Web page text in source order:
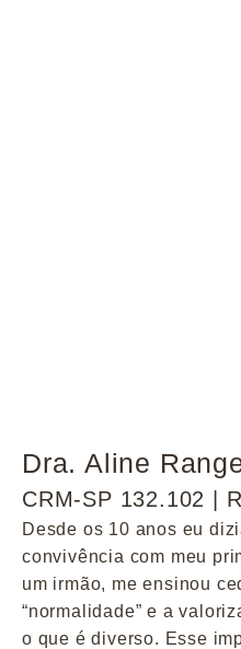
Dra. Aline
CRM-SP 132.102 |
Desde os 10 anos eu
convivência com meu
um irmão, me ensinou
“normalidade” e a
o que é diverso. Esse